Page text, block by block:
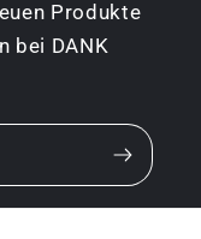
Produkte
bei DANK